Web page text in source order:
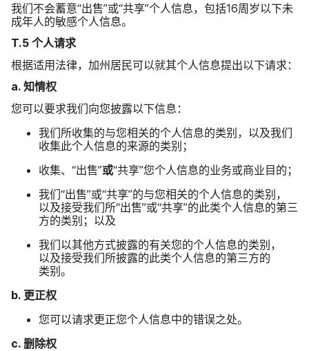
我们​不​会​蓄意​“出售”​或​“共享”​个人​信息，​包括16周​岁​以​下未​
成​年​人​的​敏感​个​人​信息。
T.5 个​人​请​求
根据​适用​法律，​加州​居民​可以​就​其​个​人​信息​提出​以下​请​求：
a. 知情权
您​可以​要求​我们​向​您​披露​以下​信息：
我们​所​收集​的​与​您​相关​的​个人​信息​的​类别，​以及​我们​
收集​此​个​人​信息​的​来源​的​类别；
收集、​“出售”或“共享”​您​个​人​信息​的​业务​或​商业目的；
我们​“出售”​或​“共享”​的​与​您​相关​的​个人​信息​的​类别，​
以及​接受​我们​所​“出售”​或​“共享”​的​此​类​个​人​信息​的​第三​
方​的​类别；​以及
我们​以​其他​方式​披露​的​有关​您​的​个人​信息​的​类别，​
以及​接受​我们​所​披露​的​此​类​个​人​信息​的​第三​方​的​
类别。
b. 更​正权
您​可以​请​求​更​正​您​个人​信息​中​的​错误​之处。
c. 删除权